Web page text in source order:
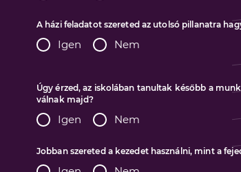
A házi feladatot szereted az utolsó pillanatra
Igen Nem
Úgy érzed, az iskolában tanultak később a
válnak majd?
Igen Nem
Jobban szereted a kezedet használni, mint a